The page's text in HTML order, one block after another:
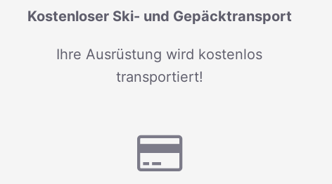
Kostenloser Ski- und Gepäcktransport
Ihre Ausrüstung wird kostenlos
transportiert!